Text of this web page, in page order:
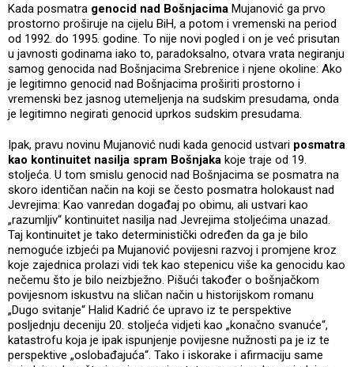
Kada posmatra genocid nad Bošnjacima Mujanović ga prvo
prostorno proširuje na cijelu BiH, a potom i vremenski na period
od 1992. do 1995. godine. To nije novi pogled i on je već prisutan
u javnosti godinama iako to, paradoksalno, otvara vrata negiranju
samog genocida nad Bošnjacima Srebrenice i njene okoline: Ako
je legitimno genocid nad Bošnjacima proširiti prostorno i
vremenski bez jasnog utemeljenja na sudskim presudama, onda
je legitimno negirati genocid uprkos sudskim presudama.
Ipak, pravu novinu Mujanović nudi kada genocid ustvari posmatra
kao kontinuitet nasilja spram Bošnjaka koje traje od 19.
stoljeća. U tom smislu genocid nad Bošnjacima se posmatra na
skoro identičan način na koji se često posmatra holokaust nad
Jevrejima: Kao vanredan događaj po obimu, ali ustvari kao
„razumljiv“ kontinuitet nasilja nad Jevrejima stoljećima unazad.
Taj kontinuitet je tako deterministički određen da ga je bilo
nemoguće izbjeći pa Mujanović povijesni razvoj i promjene kroz
koje zajednica prolazi vidi tek kao stepenicu više ka genocidu kao
nečemu što je bilo neizbježno. Pišući također o bošnjačkom
povijesnom iskustvu na sličan način u historijskom romanu
„Dugo svitanje“ Halid Kadrić će upravo iz te perspektive
posljednju deceniju 20. stoljeća vidjeti kao „konačno svanuće“,
katastrofu koja je ipak ispunjenje povijesne nužnosti pa je iz te
perspektive „oslobađajuća“. Tako i iskorake i afirmaciju same